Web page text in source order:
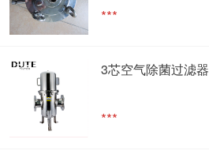
***
3芯空气除菌过滤器
***